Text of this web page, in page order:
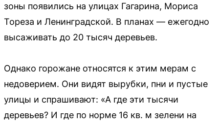
зоны появились на улицах Гагарина, Мориса
Тореза и Ленинградской. В планах — ежегодно
высаживать до 20 тысяч деревьев.
Однако горожане относятся к этим мерам с
недоверием. Они видят вырубки, пни и пустые
улицы и спрашивают: «А где эти тысячи
деревьев? И где по норме 16 кв. м зелени на